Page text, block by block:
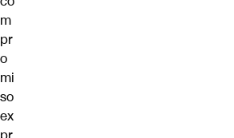
m
pr
o
mi
so
ex